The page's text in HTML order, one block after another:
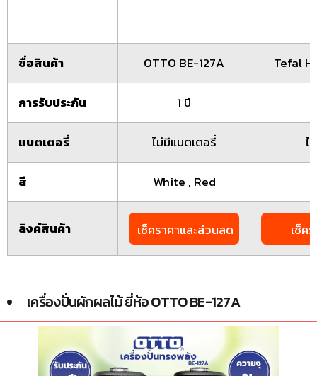
ชื่อสินค้า OTTO BE-127A Tefal
การรับประกัน 1 ปี
แบตเตอรี่ ไม่มีแบตเตอรี่ ไ
สี White , Red
ลิงค์สินค้า เช็คราคาและส่วนลด เช็ค
เครื่องปั่นผักผลไม้ ยี่ห้อ OTTO BE-127A